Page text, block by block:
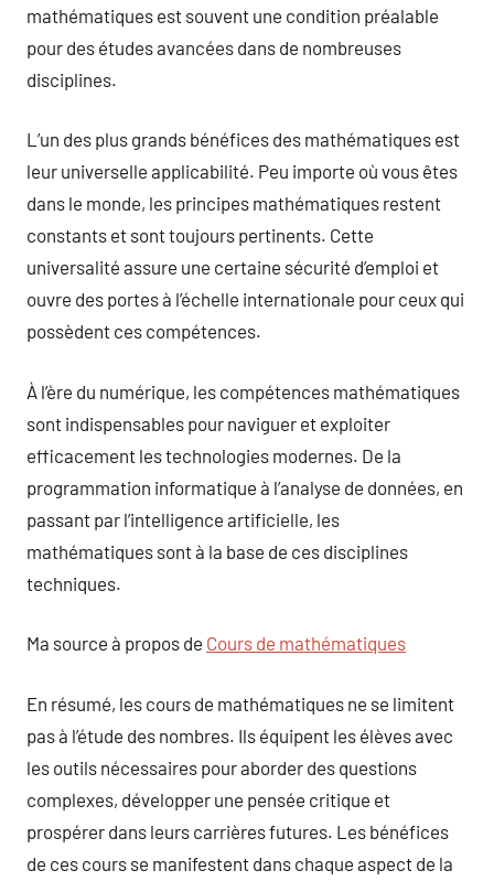
mathématiques est souvent une condition préalable
pour des études avancées dans de nombreuses
disciplines.
L’un des plus grands bénéfices des mathématiques est
leur universelle applicabilité. Peu importe où vous êtes
dans le monde, les principes mathématiques restent
constants et sont toujours pertinents. Cette
universalité assure une certaine sécurité d’emploi et
ouvre des portes à l’échelle internationale pour ceux qui
possèdent ces compétences.
À l’ère du numérique, les compétences mathématiques
sont indispensables pour naviguer et exploiter
efficacement les technologies modernes. De la
programmation informatique à l’analyse de données, en
passant par l’intelligence artificielle, les
mathématiques sont à la base de ces disciplines
techniques.
Ma source à propos de Cours de mathématiques
En résumé, les cours de mathématiques ne se limitent
pas à l’étude des nombres. Ils équipent les élèves avec
les outils nécessaires pour aborder des questions
complexes, développer une pensée critique et
prospérer dans leurs carrières futures. Les bénéfices
de ces cours se manifestent dans chaque aspect de la